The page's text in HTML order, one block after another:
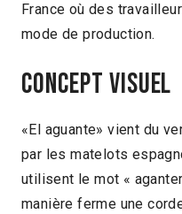
France où des
mode de production.
Concept visuel
«El aguante» vient du
par les matelots
utilisent le mot «
manière ferme une